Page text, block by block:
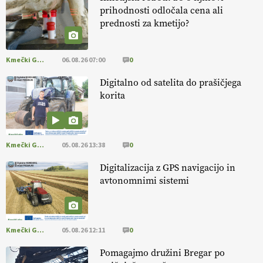
[EKOloško = LOGIČNO ]
Danes ni pomembna le količina hrane,
ampak tudi način njene pridelave
@EUAgri #imcap #cap #blog https://t.co/2sllAmcKwG
[EKOloško = LOGIČNO
prilagojene sorte
so temelj uspešne ekološke pridelave.
https://t.co/OQSsax7l8V @EUAgri #IMCAP #CAP
https://t.co/PAL0zlhVia
[EKOloško = LOGIČNO
aronije
v dobrem desetletju zrasla v uspešno kmetijsko in
podjetniško zgodbo.
#IMCAP #CAP https://t.co/xp1oihBDaJ
prihodnosti odločala cena ali
prednosti za kmetijo?
Kmečki Glas 06.08.26 07:00 0
Digitalno od satelita do prašičjega
korita
Kmečki Glas 05.08.26 13:38 0
Digitalizacija z GPS navigacijo in
avtonomnimi sistemi
Kmečki Glas 05.08.26 12:11 0
Pomagajmo družini Bregar po